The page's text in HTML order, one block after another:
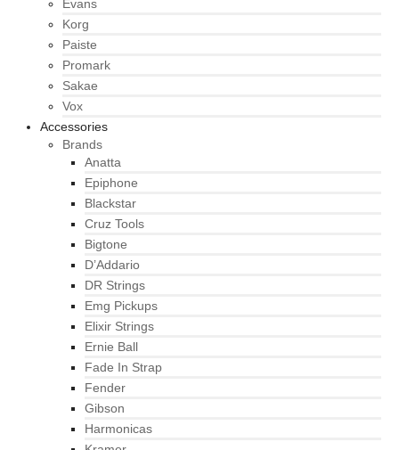
Evans
Korg
Paiste
Promark
Sakae
Vox
Accessories
Brands
Anatta
Epiphone
Blackstar
Cruz Tools
Bigtone
D’Addario
DR Strings
Emg Pickups
Elixir Strings
Ernie Ball
Fade In Strap
Fender
Gibson
Harmonicas